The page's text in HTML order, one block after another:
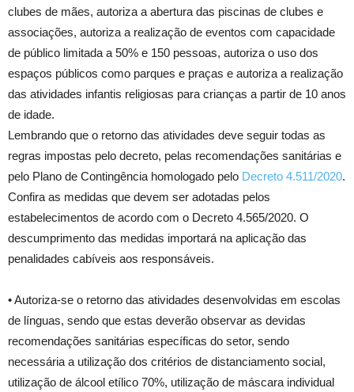
clubes de mães, autoriza a abertura das piscinas de clubes e
associações, autoriza a realização de eventos com capacidade
de público limitada a 50% e 150 pessoas, autoriza o uso dos
espaços públicos como parques e praças e autoriza a realização
das atividades infantis religiosas para crianças a partir de 10 anos
de idade.
Lembrando que o retorno das atividades deve seguir todas as
regras impostas pelo decreto, pelas recomendações sanitárias e
pelo Plano de Contingência homologado pelo Decreto 4.511/2020.
Confira as medidas que devem ser adotadas pelos
estabelecimentos de acordo com o Decreto 4.565/2020. O
descumprimento das medidas importará na aplicação das
penalidades cabíveis aos responsáveis.
• Autoriza-se o retorno das atividades desenvolvidas em escolas
de línguas, sendo que estas deverão observar as devidas
recomendações sanitárias específicas do setor, sendo
necessária a utilização dos critérios de distanciamento social,
utilização de álcool etílico 70%, utilização de máscara individual